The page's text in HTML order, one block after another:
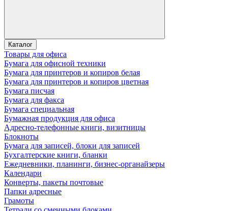
Каталог
Товары для офиса
Бумага для офисной техники
Бумага для принтеров и копиров белая
Бумага для принтеров и копиров цветная
Бумага писчая
Бумага для факса
Бумага специальная
Бумажная продукция для офиса
Адресно-телефонные книги, визитницы
Блокноты
Бумага для записей, блоки для записей
Бухгалтерские книги, бланки
Ежедневники, планинги, бизнес-органайзеры
Календари
Конверты, пакеты почтовые
Папки адресные
Грамоты